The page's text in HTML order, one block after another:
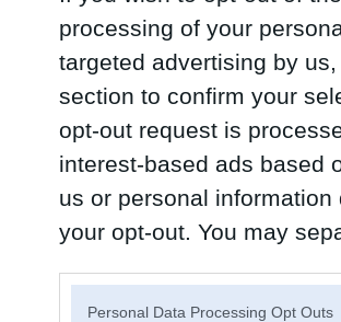
processing of your
targeted advertising by
section to confirm your
opt-out request is
interest-based ads based
us or personal
your opt-out. You may
Personal Data Processing Opt Outs